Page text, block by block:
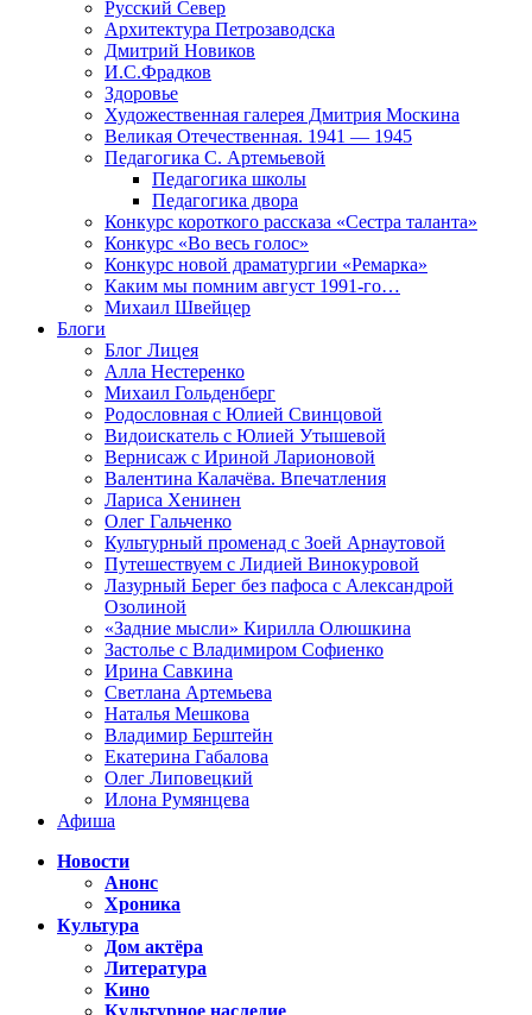
Русский Север
Архитектура Петрозаводска
Дмитрий Новиков
И.С.Фрадков
Здоровье
Художественная галерея Дмитрия Москина
Великая Отечественная. 1941 — 1945
Педагогика С. Артемьевой
Педагогика школы
Педагогика двора
Конкурс короткого рассказа «Сестра таланта»
Конкурс «Во весь голос»
Конкурс новой драматургии «Ремарка»
Каким мы помним август 1991-го…
Михаил Швейцер
Блоги
Блог Лицея
Алла Нестеренко
Михаил Гольденберг
Родословная с Юлией Свинцовой
Видоискатель с Юлией Утышевой
Вернисаж с Ириной Ларионовой
Валентина Калачёва. Впечатления
Лариса Хенинен
Олег Гальченко
Культурный променад с Зоей Арнаутовой
Путешествуем с Лидией Винокуровой
Лазурный Берег без пафоса с Александрой
Озолиной
«Задние мысли» Кирилла Олюшкина
Застолье с Владимиром Софиенко
Ирина Савкина
Светлана Артемьева
Наталья Мешкова
Владимир Берштейн
Екатерина Габалова
Олег Липовецкий
Илона Румянцева
Афиша
Новости
Анонс
Хроника
Культура
Дом актёра
Литература
Кино